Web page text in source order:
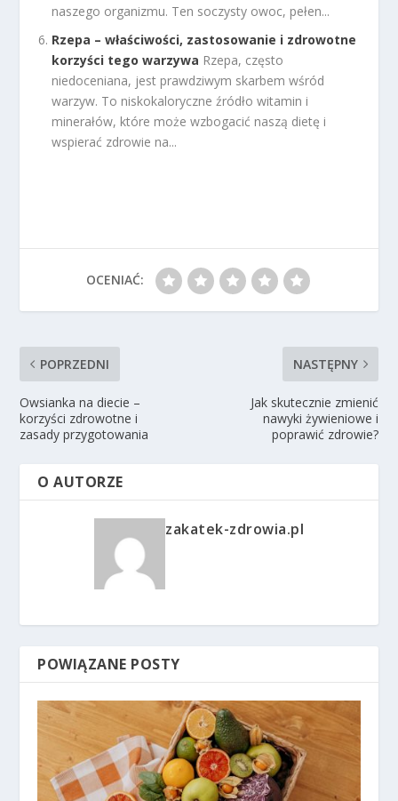
naszego organizmu. Ten soczysty owoc, pełen...
Rzepa – właściwości, zastosowanie i zdrowotne
korzyści tego warzywa Rzepa, często
niedoceniana, jest prawdziwym skarbem wśród
warzyw. To niskokaloryczne źródło witamin i
minerałów, które może wzbogacić naszą dietę i
wspierać zdrowie na...
OCENIAĆ:
POPRZEDNI
Owsianka na diecie –
korzyści zdrowotne i
zasady przygotowania
NASTĘPNY
Jak skutecznie zmienić
nawyki żywieniowe i
poprawić zdrowie?
O AUTORZE
zakatek-zdrowia.pl
POWIĄZANE POSTY